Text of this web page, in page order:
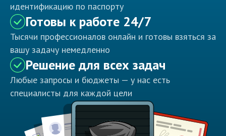
идентификацию по паспорту
Готовы к работе 24/7
Тысячи профессионалов онлайн и готовы взяться за
вашу задачу немедленно
Решение для всех задач
Любые запросы и бюджеты — у нас есть
специалисты для каждой цели